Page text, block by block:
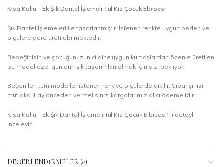
Kısa Kollu – Ek Şık Dantel İşlemeli Tül Kız Çocuk Elbisesi
Şık Dantel İşlemeleri ile tasarlanmıştır. İstenen renkte uygun beden ve
ölçülere göre üretilebilmektedir.
Bebeğinizin ve çocuğunuzun cildine uygun kumaşlardan özenle üretilen
bu model özel günlerin şık tasarımları olmak için sizi bekliyor.
Beğenilen tüm modeller istenen renk ve ölçülerde dikilir. Siparişinizi
mutlaka 1 ay önceden vermelisiniz, kargolarımız alıcı ödemelidir.
Kısa Kollu – Ek Şık Dantel İşlemeli Tül Kız Çocuk Elbisesi’ni detaylı
inceleyin.
DEĞERLENDIRMELER (0)